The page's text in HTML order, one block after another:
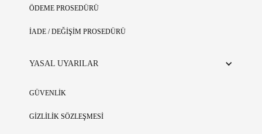
ÖDEME PROSEDÜRÜ
İADE / DEĞİŞİM PROSEDÜRÜ
YASAL UYARILAR
GÜVENLİK
GİZLİLİK SÖZLEŞMESİ